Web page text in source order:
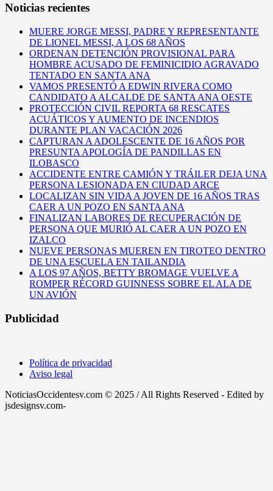
Noticias recientes
MUERE JORGE MESSI, PADRE Y REPRESENTANTE
DE LIONEL MESSI, A LOS 68 AÑOS
ORDENAN DETENCIÓN PROVISIONAL PARA
HOMBRE ACUSADO DE FEMINICIDIO AGRAVADO
TENTADO EN SANTA ANA
VAMOS PRESENTÓ A EDWIN RIVERA COMO
CANDIDATO A ALCALDE DE SANTA ANA OESTE
PROTECCIÓN CIVIL REPORTA 68 RESCATES
ACUÁTICOS Y AUMENTO DE INCENDIOS
DURANTE PLAN VACACIÓN 2026
CAPTURAN A ADOLESCENTE DE 16 AÑOS POR
PRESUNTA APOLOGÍA DE PANDILLAS EN
ILOBASCO
ACCIDENTE ENTRE CAMIÓN Y TRÁILER DEJA UNA
PERSONA LESIONADA EN CIUDAD ARCE
LOCALIZAN SIN VIDA A JOVEN DE 16 AÑOS TRAS
CAER A UN POZO EN SANTA ANA
FINALIZAN LABORES DE RECUPERACIÓN DE
PERSONA QUE MURIÓ AL CAER A UN POZO EN
IZALCO
NUEVE PERSONAS MUEREN EN TIROTEO DENTRO
DE UNA ESCUELA EN TAILANDIA
A LOS 97 AÑOS, BETTY BROMAGE VUELVE A
ROMPER RÉCORD GUINNESS SOBRE EL ALA DE
UN AVIÓN
Publicidad
Política de privacidad
Aviso legal
NoticiasOccidentesv.com © 2025 / All Rights Reserved - Edited by
jsdesignsv.com-